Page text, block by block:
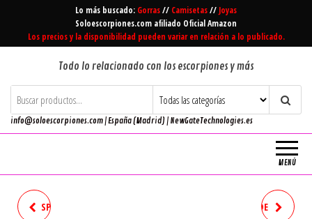
contenido
Lo más buscado: Gorras// Camisetas// Joyas
Soloescorpiones.com afiliado Oficial Amazon
Los precios y la disponibilidad pueden variar en relación a lo publicado.
Todo lo relacionado con los escorpiones y más
info@soloescorpiones.com | España (Madrid) | NewGateTechnologies.es
MENÚ
SPOOKTACULAR CREATIONS CINHEYU NIÑAS DISFRAZ DE